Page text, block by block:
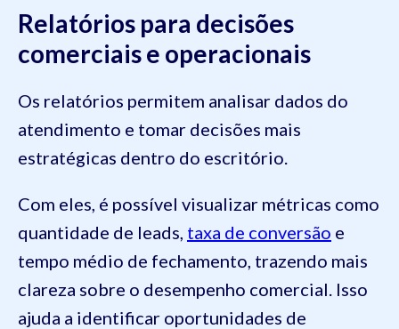
Relatórios para decisões
comerciais e operacionais
Os relatórios permitem analisar dados do
atendimento e tomar decisões mais
estratégicas dentro do escritório.
Com eles, é possível visualizar métricas como
quantidade de leads, taxa de conversão e
tempo médio de fechamento, trazendo mais
clareza sobre o desempenho comercial. Isso
ajuda a identificar oportunidades de